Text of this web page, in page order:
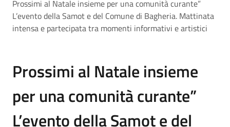
Prossimi al Natale insieme per una comunità curante”
L’evento della Samot e del Comune di Bagheria. Mattinata
intensa e partecipata tra momenti informativi e artistici
Prossimi al Natale insieme
per una comunità curante”
L’evento della Samot e del